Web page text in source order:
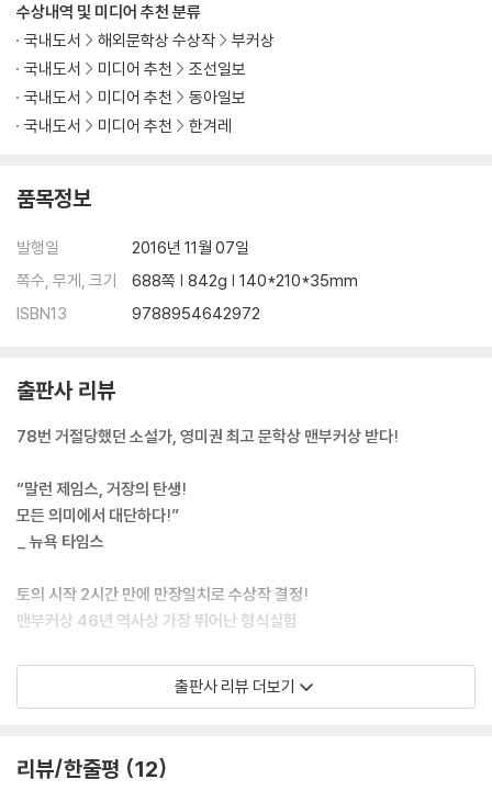
수상내역 및 미디어 추천 분류
국내도서
해외문학상 수상작
부커상
국내도서
미디어 추천
조선일보
국내도서
미디어 추천
동아일보
국내도서
미디어 추천 한겨레
품목정보
발행일
2016년 11월 07일
쪽수, 무게, 크기
688쪽 | 842g | 140*210*35mm
ISBN13
9788954642972
출판사 리뷰
78번 거절당했던 소설가, 영미권 최고 문학상 맨부커상 받다!
“말런 제임스, 거장의 탄생!
모든 의미에서 대단하다!”
_ 뉴욕 타임스
토의 시작 2시간 만에 만장일치로 수상작 결정!
맨부커상 46년 역사상 가장 뛰어난 형식실험
75명의 등장인물, 13명의 내레이터
폭발할 듯한 에너지와 매혹적 섬세함의 공존
“이 작품은 범죄의 세계를 넘어
출판사 리뷰 더보기
리뷰/한줄평 12